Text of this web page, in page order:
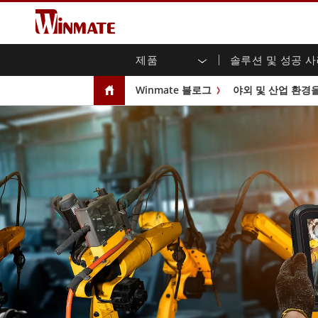
제품 솔루션 및 성공
엔터프라이즈 모빌리티
러기드 노트북
러기드 태블릿 컨트롤러
휴대용 컴퓨터
Windows 러기드 태블릿
안드로이드 러기드 태블릿
울트라 러기드 태블릿
라디오 PoC
엣지 AI 모빌리티
산업
멀티
PoE
USB
스테
즈
차량 탑재형 컴퓨터
Windows 차량 탑재 컴퓨터
안드로이드 차량 탑재 컴퓨터
차량 탑재 컴퓨터용 태블릿
임베
박스
IoT
라디
견고한 로봇 컨트롤러 솔루션
AI
농업
교통
공공 안전
인프라
셀프 서비스 키오스크
정부
스마트 충전소
성공
Winmate에 대하여 투자
보증
다운
마케팅 포털
파일
새로운 제품
뉴스
무역 박람회 이벤트
유튜
핵심 기술
Winmate 블로그 야외 및 산업 환경